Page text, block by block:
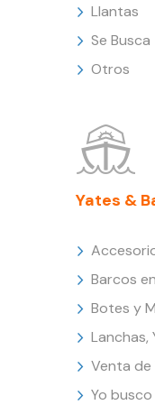
Llantas
Se Busca
Otros
Yates &
Barcos
Botes y
Lanchas,
Venta de
Yo busco